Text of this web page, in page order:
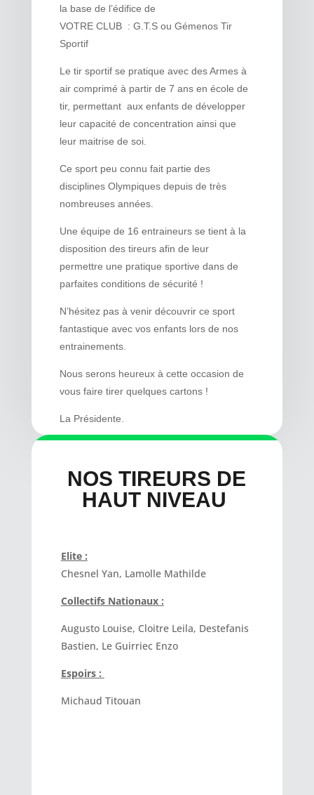
la base de l’édifice de
VOTRE CLUB : G.T.S ou Gémenos Tir
Sportif
Le tir sportif se pratique avec des Armes à
air comprimé à partir de 7 ans en école de
tir, permettant aux enfants de développer
leur capacité de concentration ainsi que
leur maitrise de soi.
Ce sport peu connu fait partie des
disciplines Olympiques depuis de très
nombreuses années.
Une équipe de 16 entraineurs se tient à la
disposition des tireurs afin de leur
permettre une pratique sportive dans de
parfaites conditions de sécurité !
N’hésitez pas à venir découvrir ce sport
fantastique avec vos enfants lors de nos
entrainements.
Nous serons heureux à cette occasion de
vous faire tirer quelques cartons !
La Présidente.
NOS TIREURS DE
HAUT NIVEAU
Elite :
Chesnel Yan, Lamolle Mathilde
Collectifs Nationaux :
Augusto Louise, Cloitre Leila, Destefanis
Bastien, Le Guirriec Enzo
Espoirs :
Michaud Titouan